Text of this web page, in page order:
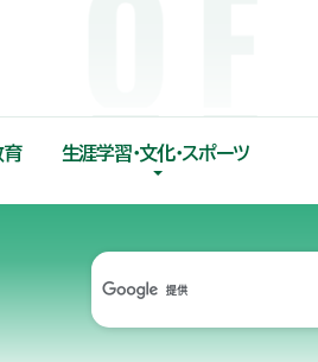
育 生涯学習・文化・スポーツ